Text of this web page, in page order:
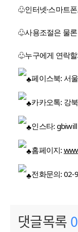
♧인터넷·스마트
♧사용조절은 물론
♧누구에게 연락할
페이스북: 서
카카오톡: 강
인스타: gbiwill
홈페이지:
전화문의: 02-
댓글목록 0